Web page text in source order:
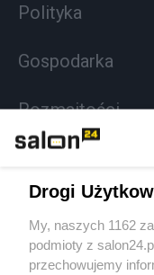
Polityka
Gospodarka
Rozmaitości
Sport
Społeczeństwo
Drogi
My, naszych 1162
podmioty z
przechowujemy